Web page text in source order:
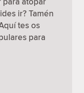
ir? Tamén
tes os
para